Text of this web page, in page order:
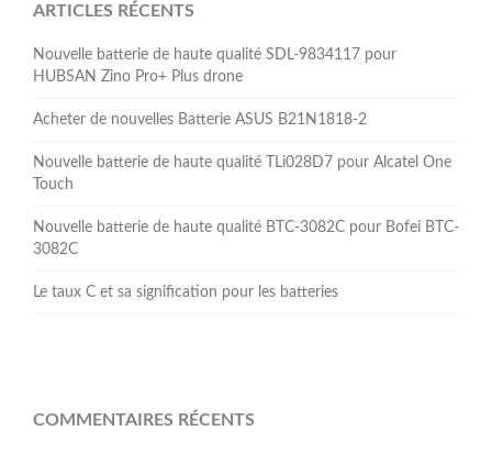
ARTICLES RÉCENTS
Nouvelle batterie de haute qualité SDL-9834117 pour
HUBSAN Zino Pro+ Plus drone
Acheter de nouvelles Batterie ASUS B21N1818-2
Nouvelle batterie de haute qualité TLi028D7 pour Alcatel One
Touch
Nouvelle batterie de haute qualité BTC-3082C pour Bofei BTC-
3082C
Le taux C et sa signification pour les batteries
COMMENTAIRES RÉCENTS